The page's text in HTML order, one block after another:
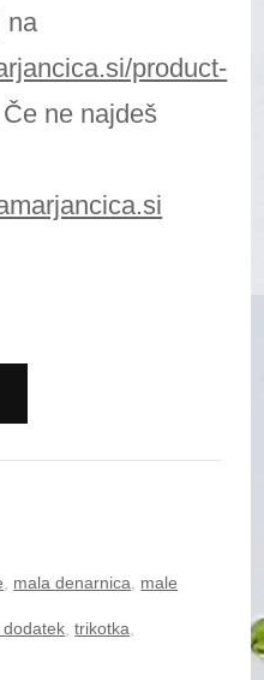
na
product-
Če ne najdeš
mala denarnica male
dodatek ,trikotka